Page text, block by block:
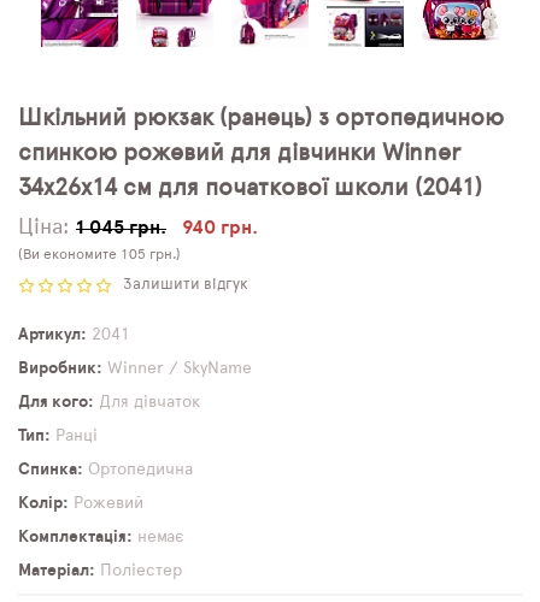
Шкільний рюкзак (ранець) з ортопедичною
спинкою рожевий для дівчинки Winner
34х26х14 см для початкової школи (2041)
Ціна: 1 045 грн. 940 грн.
(Ви економите 105 грн.)
Залишити відгук
Артикул
2041
Виробник
Winner / SkyName
Для кого
Для дівчаток
Тип
Ранці
Спинка
Ортопедична
Колір
Рожевий
Комплектація
немає
Матеріал
Поліестер